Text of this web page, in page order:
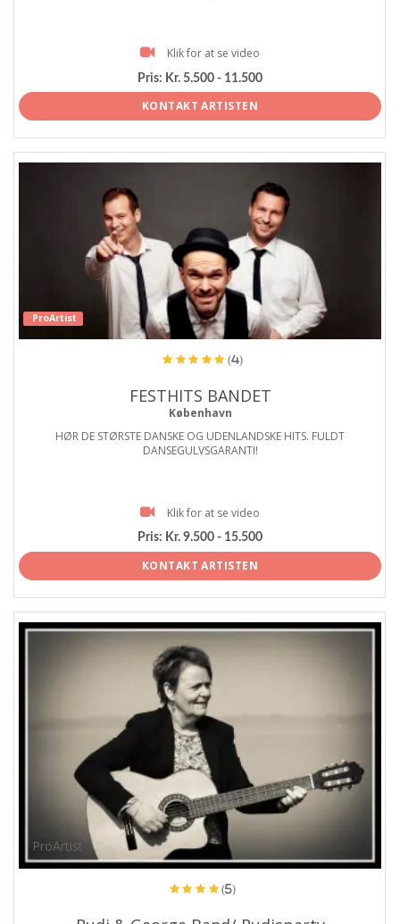
Klik for at se video
Pris: Kr. 5.500 - 11.500
KONTAKT ARTISTEN
ProArtist
(4)
FESTHITS BANDET
København
HØR DE STØRSTE DANSKE OG UDENLANDSKE HITS. FULDT
DANSEGULVSGARANTI!
Klik for at se video
Pris: Kr. 9.500 - 15.500
KONTAKT ARTISTEN
ProArtist
(5)